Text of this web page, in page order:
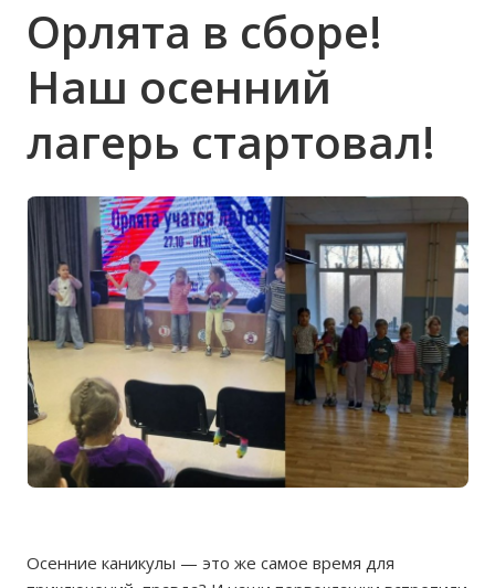
Орлята в сборе!
Наш осенний
лагерь стартовал!
Осенние каникулы — это же самое время для